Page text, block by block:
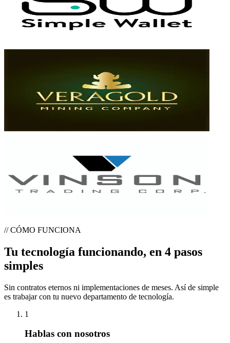
//CÓMO FUNCIONA
Tu tecnología funcionando, en 4 pasos
simples
Sin contratos eternos ni implementaciones de meses. Así de simple
es trabajar con tu nuevo departamento de tecnología.
1
Hablas con nosotros